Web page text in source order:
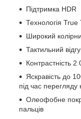
Підтримка HDR
Технологія True
Широкий
Тактильний
Контрастність
Яскравість до
під час
Олеофобне
пальців